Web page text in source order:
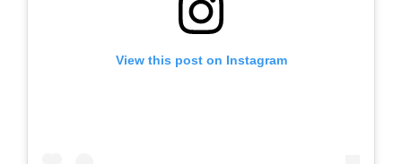
View this post on Instagram